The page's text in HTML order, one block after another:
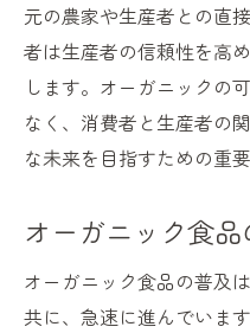
元の農家や生産者との直
者は生産者の信頼性を高
します。オーガニックの
なく、消費者と生産者の
な未来を目指すための重
オーガニック食
オーガニック食品の普及
共に、急速に進んでいま